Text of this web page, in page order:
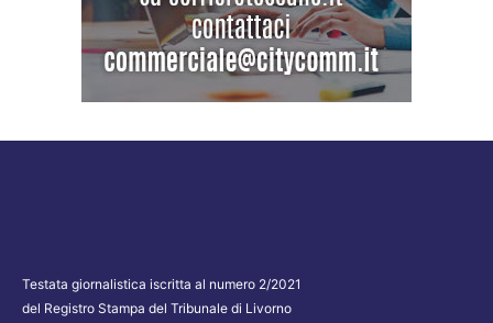
Testata giornalistica iscritta al numero 2/2021
del Registro Stampa del Tribunale di Livorno